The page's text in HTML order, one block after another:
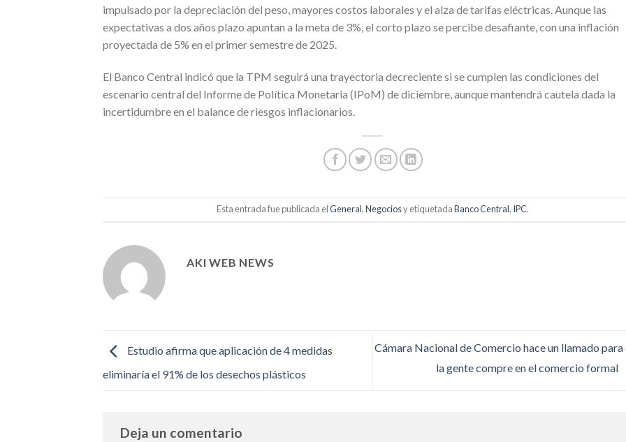
impulsado por la depreciación del peso, mayores costos laborales y el alza de tarifas eléctricas. Aunque las
expectativas a dos años plazo apuntan a la meta de 3%, el corto plazo se percibe desafiante, con una inflación
proyectada de 5% en el primer semestre de 2025.
El Banco Central indicó que la TPM seguirá una trayectoria decreciente si se cumplen las condiciones del
escenario central del Informe de Política Monetaria (IPoM) de diciembre, aunque mantendrá cautela dada la
incertidumbre en el balance de riesgos inflacionarios.
Esta entrada fue publicada elGeneral,Negociosy etiquetadaBanco Central, IPC.
AKI WEB NEWS
Estudio afirma que aplicación de 4 medidas
eliminaría el 91% de los desechos plásticos
Cámara Nacional de Comercio hace un llamado para
la gente compre en el comercio formal
Deja un comentario